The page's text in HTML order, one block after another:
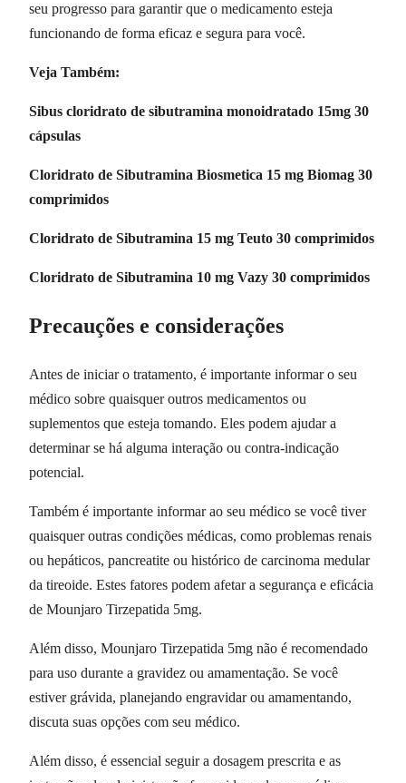
seu progresso para garantir que o medicamento esteja
funcionando de forma eficaz e segura para você.
Veja Também:
Sibus cloridrato de sibutramina monoidratado 15mg 30
cápsulas
Cloridrato de Sibutramina Biosmetica 15 mg Biomag 30
comprimidos
Cloridrato de Sibutramina 15 mg Teuto 30 comprimidos
Cloridrato de Sibutramina 10 mg Vazy 30 comprimidos
Precauções e considerações
Antes de iniciar o tratamento, é importante informar o seu
médico sobre quaisquer outros medicamentos ou
suplementos que esteja tomando. Eles podem ajudar a
determinar se há alguma interação ou contra-indicação
potencial.
Também é importante informar ao seu médico se você tiver
quaisquer outras condições médicas, como problemas renais
ou hepáticos, pancreatite ou histórico de carcinoma medular
da tireoide. Estes fatores podem afetar a segurança e eficácia
de Mounjaro Tirzepatida 5mg.
Além disso, Mounjaro Tirzepatida 5mg não é recomendado
para uso durante a gravidez ou amamentação. Se você
estiver grávida, planejando engravidar ou amamentando,
discuta suas opções com seu médico.
Além disso, é essencial seguir a dosagem prescrita e as